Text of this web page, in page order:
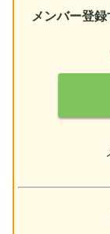
メンバー登